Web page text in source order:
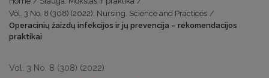
Vol. 3 No. 8 (308) (2022): Nursing. Science and Practices /
Operacinių žaizdų infekcijos ir jų prevencija – rekomendacijos
praktikai
Vol. 3 No. 8 (308) (2022)